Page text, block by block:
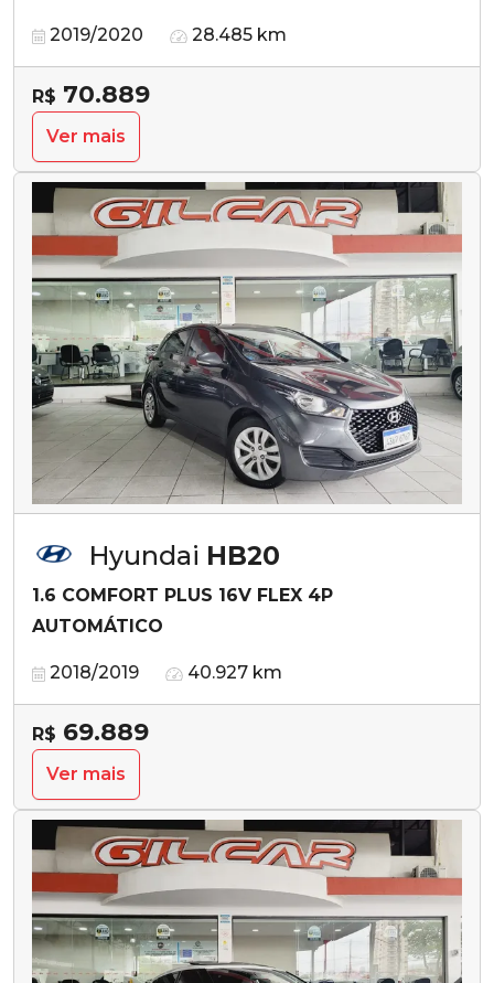
2019/2020 28.485 km
R$ 70.889
Ver mais
Hyundai HB20
1.6 COMFORT PLUS 16V FLEX 4P
AUTOMÁTICO
2018/2019 40.927 km
R$ 69.889
Ver mais